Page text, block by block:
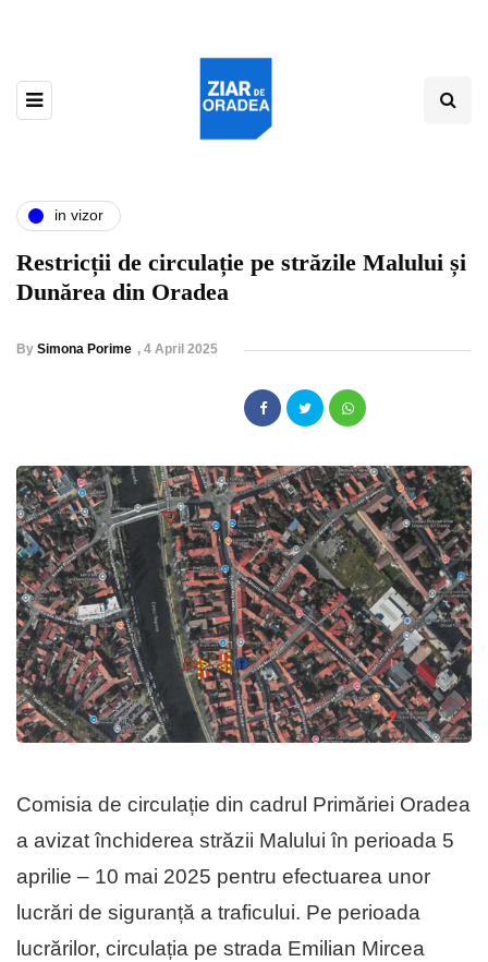
in vizor
Restricții de circulație pe străzile Malului și
Dunărea din Oradea
By Simona Porime , 4 April 2025
Comisia de circulație din cadrul Primăriei Oradea
a avizat închiderea străzii Malului în perioada 5
aprilie – 10 mai 2025 pentru efectuarea unor
lucrări de siguranță a traficului. Pe perioada
lucrărilor, circulația pe strada Emilian Mircea